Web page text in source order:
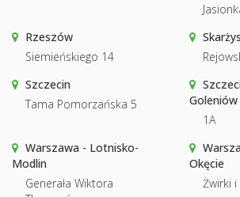
Rzeszów
Siemieńskiego 14
Szczecin
Tama Pomorzańska 5
Goleniów
1A
Warszawa - Lotnisko-
Modlin
Generała Wiktora
Okęcie
Żwirki i